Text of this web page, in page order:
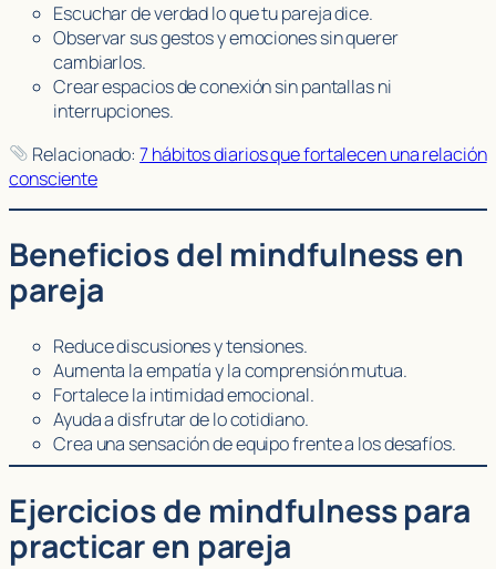
Escuchar de verdad lo que tu pareja dice.
Observar sus gestos y emociones sin querer
cambiarlos.
Crear espacios de conexión sin pantallas ni
interrupciones.
Relacionado: 7 hábitos diarios que fortalecen una relación
consciente
Beneficios del mindfulness en
pareja
Reduce discusiones y tensiones.
Aumenta la empatía y la comprensión mutua.
Fortalece la intimidad emocional.
Ayuda a disfrutar de lo cotidiano.
Crea una sensación de equipo frente a los desafíos.
Ejercicios de mindfulness para
practicar en pareja